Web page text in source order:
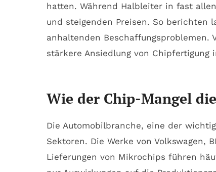
hatten. Während Halbleiter in fast allen
und steigenden Preisen. So berichten
anhaltenden
stärkere Ansiedlung von Chipfertigung
Wie der Chip-Mangel
Die Automobilbranche, eine der
Sektoren. Die Werke von Volkswagen,
Lieferungen von Mikrochips führen